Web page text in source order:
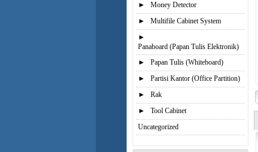
►
Money Detector
►
Multifile Cabinet System
►
Panaboard (Papan Tulis Elektronik)
►
Papan Tulis (Whiteboard)
►
Partisi Kantor (Office Partition)
►
Rak
►
Tool Cabinet
Uncategorized